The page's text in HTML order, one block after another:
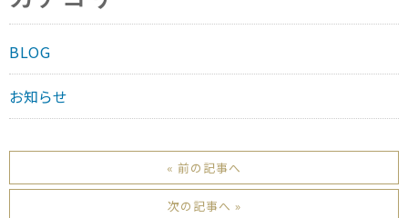
BLOG
お知らせ
« 前の記事へ
次の記事へ »